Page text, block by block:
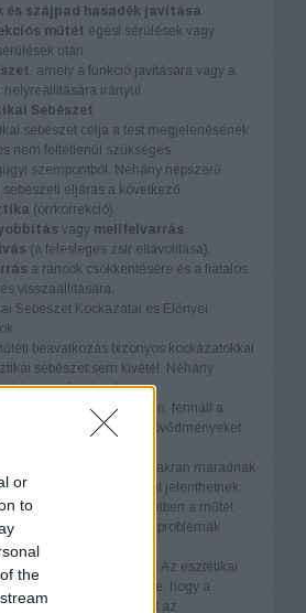
or
to
the
és szájpad hasadék javítása.
műtét égési sérülések vagy
után.
, amely a funkció javítására vagy a
helyreállítására irányul.
Sebészet
sebészet célja a test megjelenésének
nem feltétlenül szükséges
szempontból. Néhány népszerű
sebészeti eljárás a következő:
(orrkorrekció).
vagy mellfelvarrás.
(a felesleges zsír eltávolítása).
a ráncok csökkentésére és a fiatalos
visszaállítására.
Sebészet Kockázatai és Előnyei
beavatkozás bizonyos kockázatokkal
sebészet sem kivétel. Néhány
a következő:
: Mint minden műtét esetén, fennáll a
amely súlyos szövődményeket
: A beavatkozás után gyakran maradnak
esztétikai problémát jelenthetnek.
: Néhány esetben a műtét
területen érzékelési problémák
fel.
az eredménnyel
: Az esztétikai
fennáll annak a veszélye, hogy a
lesz teljesen elégedett az